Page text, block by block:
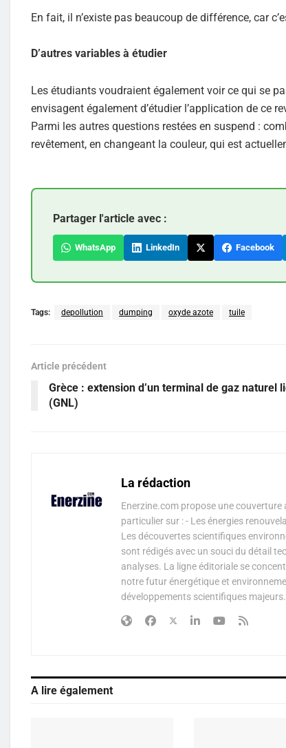
En fait, il n’existe pas beaucoup de différence, car
D’autres variables à étudier
Les étudiants voudraient également voir ce qui se
envisagent également d’étudier l’application de ce
Parmi les autres questions restées en suspend :
revêtement, en changeant la couleur, qui est
Partager l'article avec :
WhatsApp LinkedIn Facebook
Tags: depollution dumping oxyde azote tuile
Article précédent
Grèce : extension d’un terminal de gaz naturel
(GNL)
La rédaction
Enerzine.com propose une
particulier sur : - Les énergies
Les découvertes scientifiques
sont rédigés avec un souci du détail
analyses. La ligne éditoriale se
notre futur énergétique et
développements scientifiques majeurs.
A lire également